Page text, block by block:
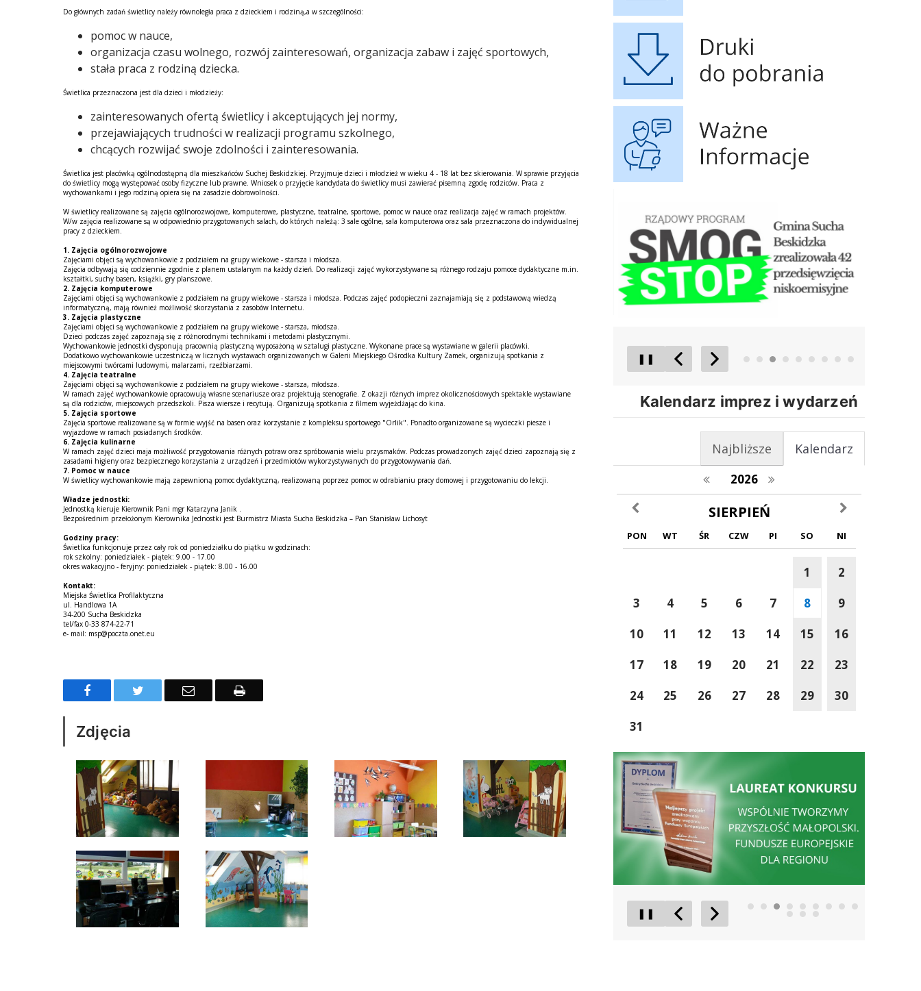
Do głównych zadań świetlicy należy równoległa praca z dzieckiem i rodziną,a w szczególności:
pomoc w nauce,
organizacja czasu wolnego, rozwój zainteresowań, organizacja zabaw i zajęć sportowych,
stała praca z rodziną dziecka.
Świetlica przeznaczona jest dla dzieci i młodzieży:
zainteresowanych ofertą świetlicy i akceptujących jej normy,
przejawiających trudności w realizacji programu szkolnego,
chcących rozwijać swoje zdolności i zainteresowania.
Świetlica jest placówką ogólnodostępną dla mieszkańców Suchej Beskidzkiej. Przyjmuje dzieci i młodzież w wieku 4 - 18 lat bez skierowania. W sprawie przyjęcia
do świetlicy mogą występować osoby fizyczne lub prawne. Wniosek o przyjęcie kandydata do świetlicy musi zawierać pisemną zgodę rodziców. Praca z
wychowankami i jego rodziną opiera się na zasadzie dobrowolności.
W świetlicy realizowane są zajęcia ogólnorozwojowe, komputerowe, plastyczne, teatralne, sportowe, pomoc w nauce oraz realizacja zajęć w ramach projektów.
W/w zajęcia realizowane są w odpowiednio przygotowanych salach, do których należą: 3 sale ogólne, sala komputerowa oraz sala przeznaczona do indywidualnej
pracy z dzieckiem.
1. Zajęcia ogólnorozwojowe
Zajęciami objęci są wychowankowie z podziałem na grupy wiekowe - starsza i młodsza.
Zajęcia odbywają się codziennie zgodnie z planem ustalanym na każdy dzień. Do realizacji zajęć wykorzystywane są różnego rodzaju pomoce dydaktyczne m.in.
kształtki, suchy basen, książki, gry planszowe.
2. Zajęcia komputerowe
Zajęciami objęci są wychowankowie z podziałem na grupy wiekowe - starsza i młodsza. Podczas zajęć podopieczni zaznajamiają się z podstawową wiedzą
informatyczną, mają również możliwość skorzystania z zasobów Internetu.
3. Zajęcia plastyczne
Zajęciami objęci są wychowankowie z podziałem na grupy wiekowe - starsza, młodsza.
Dzieci podczas zajęć zapoznają się z różnorodnymi technikami i metodami plastycznymi.
Wychowankowie jednostki dysponują pracownią plastyczną wyposażoną w sztalugi plastyczne. Wykonane prace są wystawiane w galerii placówki.
Dodatkowo wychowankowie uczestniczą w licznych wystawach organizowanych w Galerii Miejskiego Ośrodka Kultury Zamek, organizują spotkania z
miejscowymi twórcami ludowymi, malarzami, rzeźbiarzami.
4. Zajęcia teatralne
Zajęciami objęci są wychowankowie z podziałem na grupy wiekowe - starsza, młodsza.
W ramach zajęć wychowankowie opracowują własne scenariusze oraz projektują scenografie. Z okazji różnych imprez okolicznościowych spektakle wystawiane
są dla rodziców, miejscowych przedszkoli. Pisza wiersze i recytują. Organizują spotkania z filmem wyjeżdżając do kina.
5. Zajęcia sportowe
Zajęcia sportowe realizowane są w formie wyjść na basen oraz korzystanie z kompleksu sportowego "Orlik". Ponadto organizowane są wycieczki piesze i
wyjazdowe w ramach posiadanych środków.
6. Zajęcia kulinarne
W ramach zajęć dzieci maja możliwość przygotowania różnych potraw oraz spróbowania wielu przysmaków. Podczas prowadzonych zajęć dzieci zapoznają się z
zasadami higieny oraz bezpiecznego korzystania z urządzeń i przedmiotów wykorzystywanych do przygotowywania dań.
7. Pomoc w nauce
W świetlicy wychowankowie mają zapewnioną pomoc dydaktyczną, realizowaną poprzez pomoc w odrabianiu pracy domowej i przygotowaniu do lekcji.
Władze jednostki:
Jednostką kieruje Kierownik Pani mgr Katarzyna Janik .
Bezpośrednim przełożonym Kierownika Jednostki jest Burmistrz Miasta Sucha Beskidzka – Pan Stanisław Lichosyt
Godziny pracy:
Świetlica funkcjonuje przez cały rok od poniedziałku do piątku w godzinach:
rok szkolny: poniedziałek - piątek: 9.00 - 17.00
okres wakacyjno - feryjny: poniedziałek - piątek: 8.00 - 16.00
Kontakt:
Miejska Świetlica Profilaktyczna
ul. Handlowa 1A
34-200 Sucha Beskidzka
tel/fax 0-33 874-22-71
e- mail: msp@poczta.onet.eu
FacebookTwitter Email Drukuj
Zdjęcia
❚❚
Raport o stanie Gminy Sucha Beskidzka za rok 2025
Poprzedni Element
Następny Element
Kalendarz imprez i wydarzeń
Kalendarz
Najbliższe
poprzedni rok
2026 następny rok
poprzedni miesiącSIERPIEŃ następny miesiąc
PON WT ŚR CZW PI SO NI
1
2
3
4 5 6 7 8
9
10
11 12 13 14 15
16
17
18 19 20 21 22
23
24
25 26 27 28 29
30
31
❚❚
Wspólnie Tworzymy Przyszłość Małopolski
Poprzedni Element
Następny Element